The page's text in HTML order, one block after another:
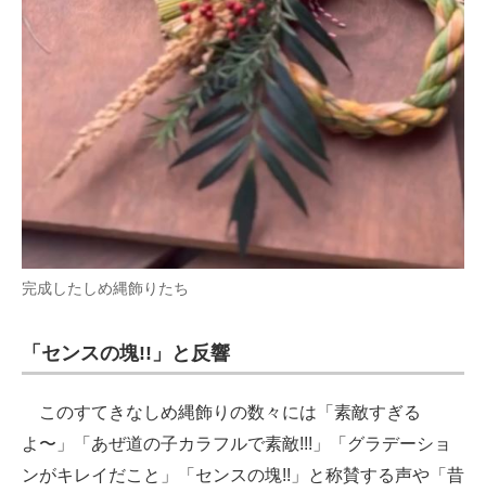
完成したしめ縄飾りたち
「センスの塊!!」と反響
このすてきなしめ縄飾りの数々には「素敵すぎる
よ〜」「あぜ道の子カラフルで素敵!!!」「グラデーショ
ンがキレイだこと」「センスの塊!!」と称賛する声や「昔